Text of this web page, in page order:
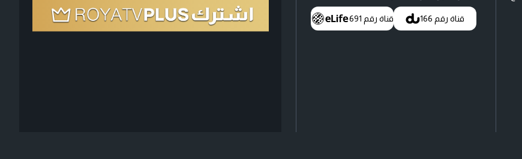
قناة رقم 166 قناة رقم 691